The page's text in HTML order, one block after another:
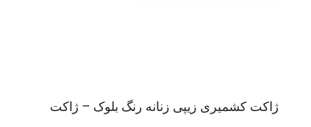
ژاکت کشمیری زیپی زنانه رنگ بلوک – ژاکت